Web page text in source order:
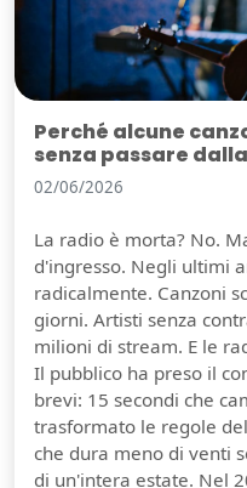
Perché alcune
senza passare
02/06/2026
La radio è morta? No.
d'ingresso. Negli ultimi
radicalmente. Canzoni
giorni. Artisti senza
milioni di stream. E le
Il pubblico ha preso il
brevi: 15 secondi che
trasformato le regole
che dura meno di venti
di un'intera estate. Nel